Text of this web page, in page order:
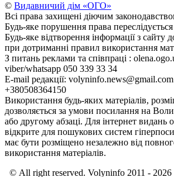
© Видавничий дім «ОГО»
Всі права захищені діючим
Будь-яке порушення права
Будь-яке відтворення інформації з сайту
при дотриманні правил використання
З питань реклами та співпраці :
viber/whatsapp 050 339 33 34
E-mail редакції:
+380508364150
Використання будь-яких матеріалів,
дозволяється за умови посилання на
або другому абзаці. Для інтернет видань
відкрите для пошукових систем
має бути розміщено незалежно від
використання матеріалів.
© All right reserved. Volyninfo 2011 - 2026